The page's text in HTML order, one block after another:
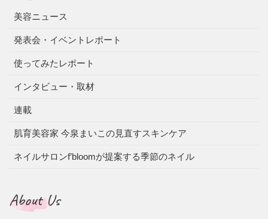
美容ニュース
発表会・イベントレポート
使ってみたレポート
インタビュー・取材
連載
肌育美容家 今泉まいこの見直すスキンケア
ネイルサロンf’bloomが提案する季節のネイル
About Us